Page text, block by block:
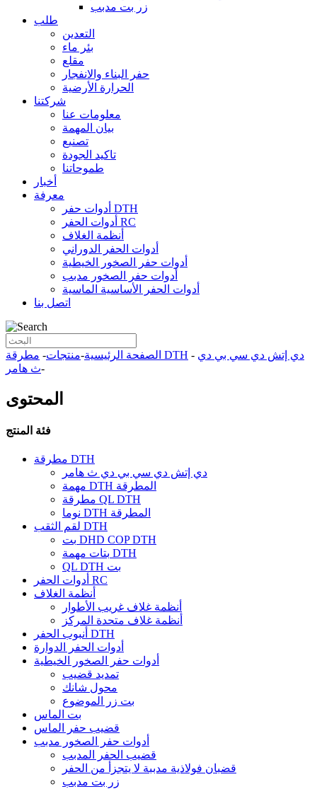
زر بت مدبب
طلب
التعدين
بئر ماء
مقلع
حفر البناء والانفجار
الحرارة الأرضية
شركتنا
معلومات عنا
بيان المهمة
تصنيع
تاكيد الجودة
طموحاتنا
أخبار
معرفة
أدوات حفر DTH
أدوات الحفر RC
أنظمة الغلاف
أدوات الحفر الدوراني
أدوات حفر الصخور الخيطية
أدوات حفر الصخور مدبب
أدوات الحفر الأساسية الماسية
اتصل بنا
الصفحة الرئيسية-منتجات- مطرقة DTH - دي إتش دي سي بي دي
ث هامر-
المحتوى
فئة المنتج
مطرقة DTH
دي إتش دي سي بي دي ث هامر
مهمة DTH المطرقة
مطرقة QL DTH
نوما DTH المطرقة
لقم الثقب DTH
بت DHD COP DTH
بتات مهمة DTH
QL DTH بت
أدوات الحفر RC
أنظمة الغلاف
أنظمة غلاف غريب الأطوار
أنظمة غلاف متحدة المركز
أنبوب الحفر DTH
أدوات الحفر الدوارة
أدوات حفر الصخور الخيطية
تمديد قضيب
محول شانك
بت زر الموضوع
بت الماس
قضيب حفر الماس
أدوات حفر الصخور مدبب
قضيب الحفر المدبب
قضبان فولاذية مدببة لا يتجزأ من الحفر
زر بت مدبب